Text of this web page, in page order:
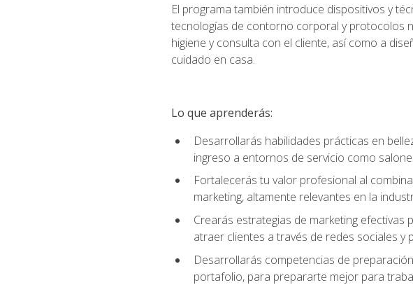
El programa también introduce dispositivos y
tecnologías de contorno corporal y protocolos
higiene y consulta con el cliente, así como a
cuidado en casa.
Lo que aprenderás:
Desarrollarás habilidades prácticas en
ingreso a entornos de servicio como
Fortalecerás tu valor profesional al
marketing, altamente relevantes en la
Crearás estrategias de marketing
atraer clientes a través de redes sociales y
Desarrollarás competencias de
portafolio, para prepararte mejor para